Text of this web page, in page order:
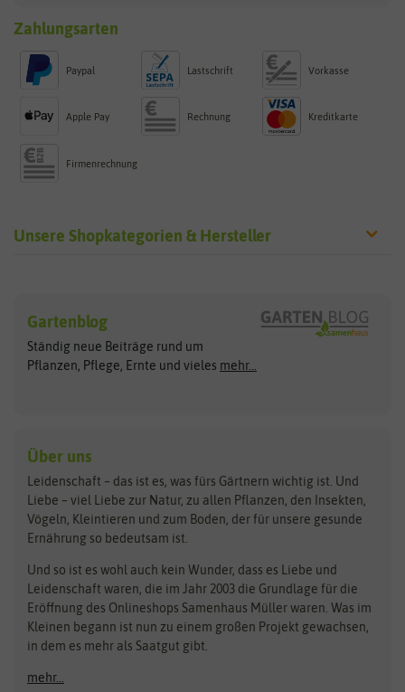
Zahlungsarten
Paypal Lastschrift Vorkasse
Apple Pay Rechnung Kreditkarte
Firmenrechnung
Unsere Shopkategorien & Hersteller
Exotische Samen
Gemüsesamen
Gründünger
Kräutersamen
Obstsamen
Pilzbrut
Rasensamen
Steckzwiebeln
Zimmer & Kübelpflanzen
Kataloge
Schnäppchen
Anzucht & Gartenzubehör
Anzuchtschalen
Arche Noah
ASB Greenworld
Benary
Bingenheimer Saatgut
Bionana
BIOWOL
Blumicorn
Bûten Birds
Clever Pots
COMPO
Dürr-Samen
Feldsaaten Freudenberger
Fertil
Flora Elite
Gartenblog
Ständig neue Beiträge rund um
Pflanzen, Pflege, Ernte und vieles mehr...
Über uns
Leidenschaft – das ist es, was fürs Gärtnern wichtig ist. Und
Liebe – viel Liebe zur Natur, zu allen Pflanzen, den Insekten,
Vögeln, Kleintieren und zum Boden, der für unsere gesunde
Ernährung so bedeutsam ist.
Und so ist es wohl auch kein Wunder, dass es Liebe und
Leidenschaft waren, die im Jahr 2003 die Grundlage für die
Eröffnung des Onlineshops Samenhaus Müller waren. Was im
Kleinen begann ist nun zu einem großen Projekt gewachsen,
in dem es mehr als Saatgut gibt.
mehr...